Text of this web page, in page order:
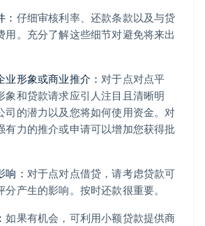
仔细审核利率、还款条款以及与贷
用。充分了解这些细节对避免将来出
业形象或商业推介：对于点对点平
象和贷款请求应引人注目且清晰明
司的潜力以及您将如何使用资金。对
有力的推介或申请可以增加您获得批
响： 对于点对点借贷，请考虑贷款可
产生的影响。按时还款很重要。
如果有机会，可利用小额贷款提供商